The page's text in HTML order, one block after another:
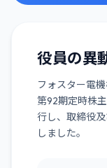
役員の異
フォスター電
第92期定時株
行し、取締役
しました。